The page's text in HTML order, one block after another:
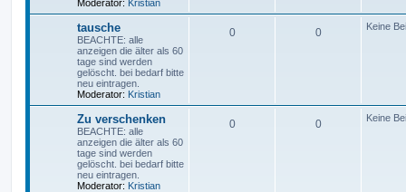
Moderator: Kristian
tausche
BEACHTE: alle
anzeigen die älter als 60
tage sind werden
gelöscht. bei bedarf bitte
neu eintragen.
Moderator: Kristian
0 0 Keine
Zu verschenken
BEACHTE: alle
anzeigen die älter als 60
tage sind werden
gelöscht. bei bedarf bitte
neu eintragen.
Moderator: Kristian
0 0 Keine